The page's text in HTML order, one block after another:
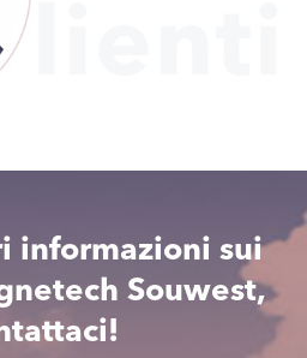
informazioni sui
Souwest,